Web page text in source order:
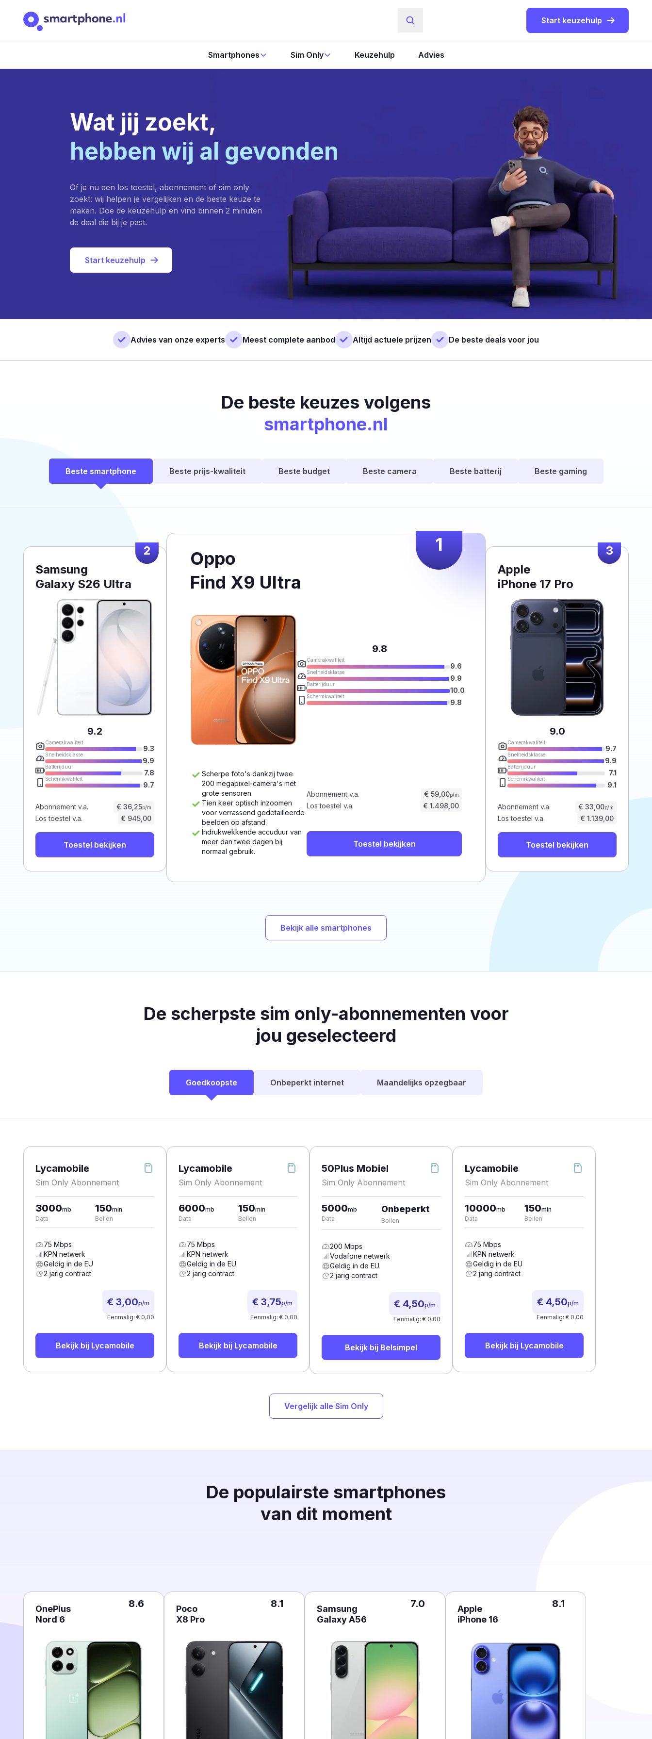
Start keuzehulp
Smartphones Sim Only Keuzehulp Advies
Wat jij zoekt,
hebben wij al gevonden
Of je nu een los toestel, abonnement of sim only
zoekt: wij helpen je vergelijken en de beste keuze te
maken. Doe de keuzehulp en vind binnen 2 minuten
de deal die bij je past.
Start keuzehulp
Advies van onze experts Meest complete aanbod Altijd actuele prijzen De beste deals voor jou
De beste keuzes volgens
smartphone.nl
Beste smartphone Beste prijs-kwaliteit Beste budget Beste camera Beste batterij Beste gaming
1
Oppo
Find X9 Ultra
9.8
Camerakwaliteit
9.6
Snelheidsklasse
9.9
Batterijduur
10.0
Schermkwaliteit
9.8
Scherpe foto's dankzij twee
200 megapixel-camera's met
grote sensoren.
Tien keer optisch inzoomen
voor verrassend gedetailleerde
beelden op afstand.
Indrukwekkende accuduur van
meer dan twee dagen bij
normaal gebruik.
Abonnement v.a. € 59,00p/m
Los toestel v.a. € 1.498,00
Toestel bekijken
2
Samsung
Galaxy S26 Ultra
9.2
Camerakwaliteit
9.3
Snelheidsklasse
9.9
Batterijduur
7.8
Schermkwaliteit
9.7
Abonnement v.a. € 36,25p/m
Los toestel v.a. € 945,00
Toestel bekijken
3
Apple
iPhone 17 Pro
9.0
Camerakwaliteit
9.7
Snelheidsklasse
9.9
Batterijduur
7.1
Schermkwaliteit
9.1
Abonnement v.a. € 33,00p/m
Los toestel v.a. € 1.139,00
Toestel bekijken
Bekijk alle smartphones
De scherpste sim only-abonnementen voor
jou geselecteerd
Goedkoopste Onbeperkt internet Maandelijks opzegbaar
Lycamobile
Sim Only Abonnement
3000mb
Data
150min
Bellen
75 Mbps
KPN netwerk
Geldig in de EU
2 jarig contract
€ 3,00p/m
Eenmalig: € 0,00
Bekijk bij Lycamobile
Lycamobile
Sim Only Abonnement
6000mb
Data
150min
Bellen
75 Mbps
KPN netwerk
Geldig in de EU
2 jarig contract
€ 3,75p/m
Eenmalig: € 0,00
Bekijk bij Lycamobile
50Plus Mobiel
Sim Only Abonnement
5000mb
Data
Onbeperkt
Bellen
200 Mbps
Vodafone netwerk
Geldig in de EU
2 jarig contract
€ 4,50p/m
Eenmalig: € 0,00
Bekijk bij Belsimpel
Lycamobile
Sim Only Abonnement
10000mb
Data
150min
Bellen
75 Mbps
KPN netwerk
Geldig in de EU
2 jarig contract
€ 4,50p/m
Eenmalig: € 0,00
Bekijk bij Lycamobile
Vergelijk alle Sim Only
De populairste smartphones
van dit moment
OnePlus
Nord 6
8.6
Poco
X8 Pro
8.1
Samsung
Galaxy A56
7.0
Apple
iPhone 16
8.1